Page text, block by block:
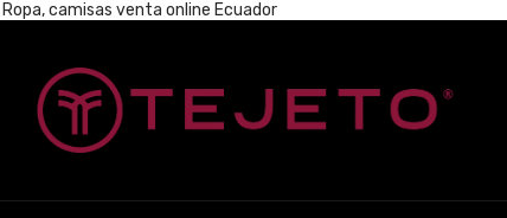
Ropa, camisas venta online Ecuador